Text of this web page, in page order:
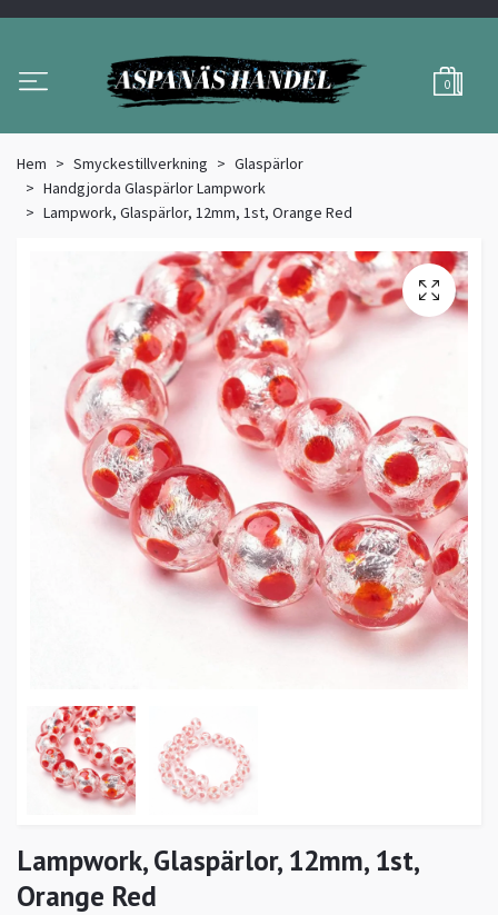
0
Hem Smyckestillverkning
Glaspärlor
Handgjorda Glaspärlor Lampwork
Lampwork, Glaspärlor, 12mm, 1st, Orange Red
Lampwork, Glaspärlor, 12mm, 1st,
Orange Red